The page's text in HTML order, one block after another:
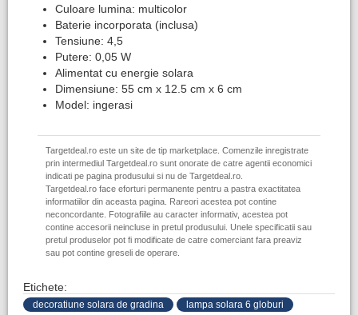
Culoare lumina: multicolor
Baterie incorporata (inclusa)
Tensiune: 4,5
Putere: 0,05 W
Alimentat cu energie solara
Dimensiune: 55 cm x 12.5 cm x 6 cm
Model: ingerasi
Targetdeal.ro este un site de tip marketplace. Comenzile inregistrate
prin intermediul Targetdeal.ro sunt onorate de catre agentii economici
indicati pe pagina produsului si nu de Targetdeal.ro.
Targetdeal.ro face eforturi permanente pentru a pastra exactitatea
informatiilor din aceasta pagina. Rareori acestea pot contine
neconcordante. Fotografiile au caracter informativ, acestea pot
contine accesorii neincluse in pretul produsului. Unele specificatii sau
pretul produselor pot fi modificate de catre comerciant fara preaviz
sau pot contine greseli de operare.
Etichete:
decoratiune solara de gradina lampa solara 6 globuri